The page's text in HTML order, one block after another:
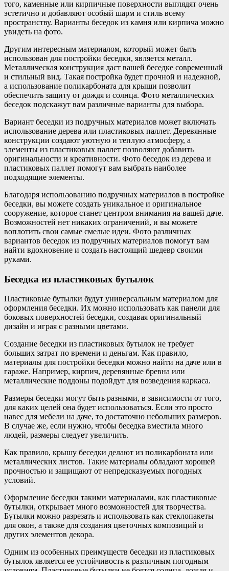
того, каменные или кирпичные поверхности выглядят очень
эстетично и добавляют особый шарм и стиль всему
пространству. Варианты беседок из камня или кирпича можно
увидеть на фото.
Другим интересным материалом, который может быть
использован для постройки беседки, является металл.
Металлическая конструкция даст вашей беседке современный
и стильный вид. Такая постройка будет прочной и надежной,
а использование поликарбоната для крыши позволит
обеспечить защиту от дождя и солнца. Фото металлических
беседок подскажут вам различные варианты для выбора.
Вариант беседки из подручных материалов может включать
использование дерева или пластиковых паллет. Деревянные
конструкции создают уютную и теплую атмосферу, а
элементы из пластиковых паллет позволяют добавить
оригинальности и креативности. Фото беседок из дерева и
пластиковых паллет помогут вам выбрать наиболее
подходящие элементы.
Благодаря использованию подручных материалов в постройке
беседки, вы можете создать уникальное и оригинальное
сооружение, которое станет центром внимания на вашей даче.
Возможностей нет никаких ограничений, и вы можете
воплотить свои самые смелые идеи. Фото различных
вариантов беседок из подручных материалов помогут вам
найти вдохновение и создать настоящий шедевр своими
руками.
Беседка из пластиковых бутылок
Пластиковые бутылки будут универсальным материалом для
оформления беседки. Их можно использовать как панели для
боковых поверхностей беседки, создавая оригинальный
дизайн и играя с разными цветами.
Создание беседки из пластиковых бутылок не требует
больших затрат по времени и деньгам. Как правило,
материалы для постройки беседки можно найти на даче или в
гараже. Например, кирпич, деревянные бревна или
металлические поддоны подойдут для возведения каркаса.
Размеры беседки могут быть разными, в зависимости от того,
для каких целей она будет использоваться. Если это просто
навес для мебели на даче, то достаточно небольших размеров.
В случае же, если нужно, чтобы беседка вместила много
людей, размеры следует увеличить.
Как правило, крышу беседки делают из поликарбоната или
металлических листов. Такие материалы обладают хорошей
прочностью и защищают от непредсказуемых погодных
условий.
Оформление беседки такими материалами, как пластиковые
бутылки, открывает много возможностей для творчества.
Бутылки можно разрезать и использовать как стеклопакеты
для окон, а также для создания цветочных композиций и
других элементов декора.
Одним из особенных преимуществ беседки из пластиковых
бутылок является ее устойчивость к различным погодным